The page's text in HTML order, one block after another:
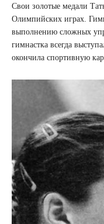
Свои золотые медали
Олимпийских играх.
выполнению сложных
гимнастка всегда
окончила спортивную